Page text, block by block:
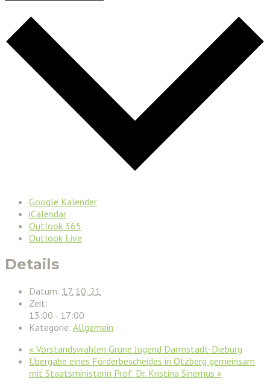
Google Kalender
iCalendar
Outlook 365
Outlook Live
Details
Datum: 17. 10. 21
Zeit:
13:00 - 17:00
Kategorie: Allgemein
« Vorstandswahlen Grüne Jugend Darmstadt-Dieburg
Übergabe eines Förderbescheides in Otzberg gemeinsam
mit Staatsministerin Prof. Dr. Kristina Sinemus »